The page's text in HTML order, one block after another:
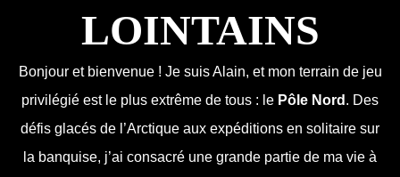
LOINTAINS
Bonjour et bienvenue ! Je suis Alain, et mon terrain de jeu
privilégié est le plus extrême de tous : le Pôle Nord . Des
défis glacés de l’Arctique aux expéditions en solitaire sur
la banquise, j’ai consacré une grande partie de ma vie à